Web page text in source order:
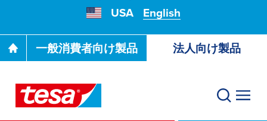
USA
English
一般消費者向け製品 法人向け製品